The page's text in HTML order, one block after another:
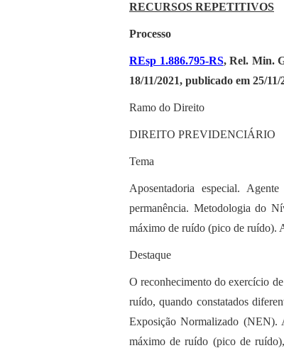
RECURSOS REPETITIVOS
Processo
REsp 1.886.795-RS, Rel. Min.
18/11/2021, publicado em 25/11/
Ramo do Direito
DIREITO PREVIDENCIÁRIO
Tema
Aposentadoria especial.
permanência. Metodologia do
máximo de ruído (pico de ruído).
Destaque
O reconhecimento do exercício
ruído, quando constatados
Exposição Normalizado (NEN).
máximo de ruído (pico de